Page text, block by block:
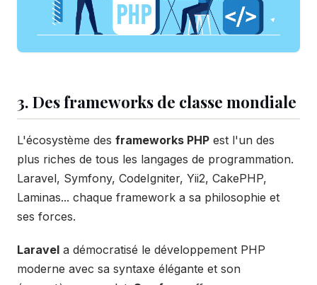
3. Des frameworks de classe mondiale
L'écosystème des frameworks PHP est l'un des
plus riches de tous les langages de programmation.
Laravel, Symfony, CodeIgniter, Yii2, CakePHP,
Laminas... chaque framework a sa philosophie et
ses forces.
Laravel a démocratisé le développement PHP
moderne avec sa syntaxe élégante et son